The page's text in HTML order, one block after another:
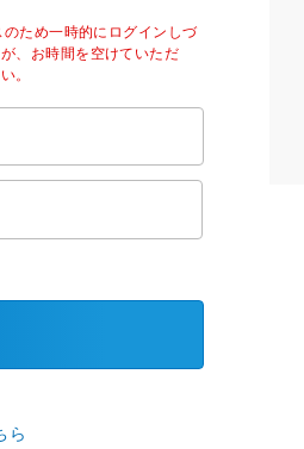
ため一時的にログインしづ
、お時間を空けていただ
。
ら